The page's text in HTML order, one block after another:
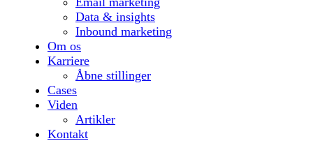
Data & insights
Inbound marketing
Om os
Karriere
Åbne stillinger
Cases
Viden
Artikler
Kontakt